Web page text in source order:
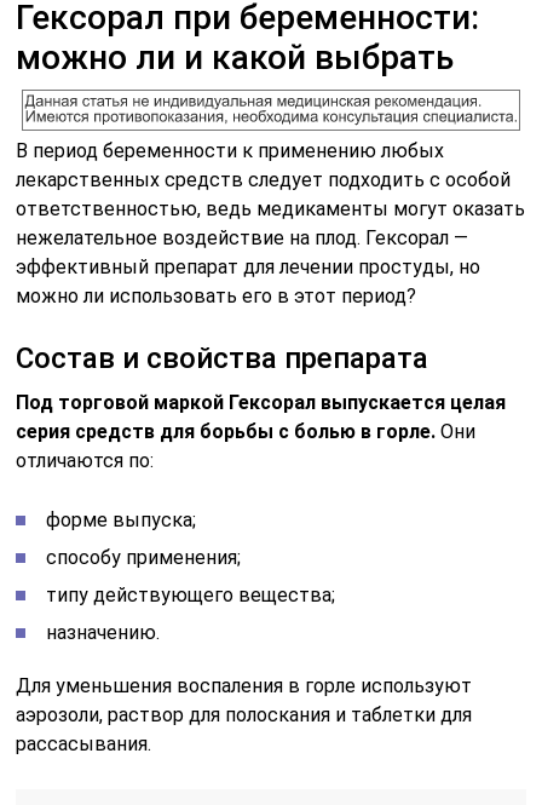
Гексорал при беременности:
можно ли и какой выбрать
В период беременности к применению любых
лекарственных средств следует подходить с особой
ответственностью, ведь медикаменты могут оказать
нежелательное воздействие на плод. Гексорал —
эффективный препарат для лечении простуды, но
можно ли использовать его в этот период?
Состав и свойства препарата
Под торговой маркой Гексорал выпускается целая
серия средств для борьбы с болью в горле. Они
отличаются по:
форме выпуска;
способу применения;
типу действующего вещества;
назначению.
Для уменьшения воспаления в горле используют
аэрозоли, раствор для полоскания и таблетки для
рассасывания.